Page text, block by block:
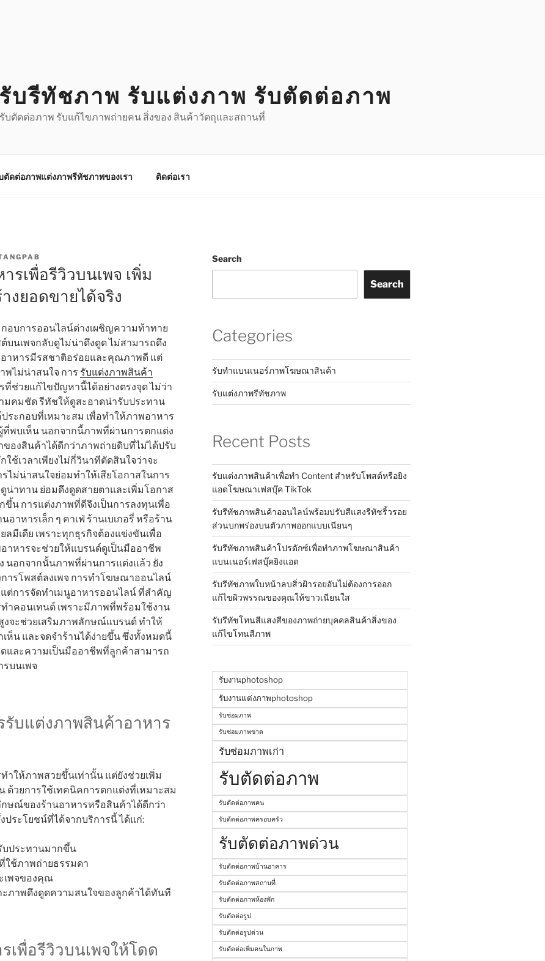
บรีทัชภาพ รับแต่งภาพ รับตัดต่อภาพ
บตัดต่อภาพ รับแก้ไขภาพถ่ายคน สิ่งของ สินค้าวัตถุและสถานที่
ตัดต่อภาพแต่งภาพรีทัชภาพของเรา ติดต่อเรา
รเพื่อรีวิวบนเพจ เพิ่ม
งยอดขายได้จริง
อบการออนไลน์ต่างเผชิญความท้าทาย
นเพจกลับดูไม่น่าดึงดูด ไม่สามารถดึง
าหารมีรสชาติอร่อยและคุณภาพดี แต่
พไม่น่าสนใจ การ รับแต่งภาพสินค้า
ที่ช่วยแก้ไขปัญหานี้ได้อย่างตรงจุด ไม่ว่า
มคมชัด รีทัชให้ดูสะอาดน่ารับประทาน
ระกอบที่เหมาะสม เพื่อทำให้ภาพอาหาร
พบเห็น นอกจากนี้ภาพที่ผ่านการตกแต่ง
องสินค้าได้ดีกว่าภาพถ่ายดิบที่ไม่ได้ปรับ
ช้เวลาเพียงไม่กี่วินาทีตัดสินใจว่าจะ
ไม่น่าสนใจย่อมทำให้เสียโอกาสในการ
น่าทาน ย่อมดึงดูดสายตาและเพิ่มโอกาส
ขึ้น การแต่งภาพที่ดีจึงเป็นการลงทุนเพื่อ
อาหารเล็ก ๆ คาเฟ่ ร้านเบเกอรี่ หรือร้าน
มีเดีย เพราะทุกธุรกิจต้องแข่งขันเพื่อ
าหารจะช่วยให้แบรนด์ดูเป็นมืออาชีพ
นอกจากนั้นภาพที่ผ่านการแต่งแล้ว ยัง
ารโพสต์ลงเพจ การทำโฆษณาออนไลน์
ต่การจัดทำเมนูอาหารออนไลน์ ที่สำคัญ
ำคอนเทนต์ เพราะมีภาพที่พร้อมใช้งาน
จะช่วยเสริมภาพลักษณ์แบรนด์ ทำให้
ห็น และจดจำร้านได้ง่ายขึ้น ซึ่งทั้งหมดนี้
และความเป็นมืออาชีพที่ลูกค้าสามารถ
บนเพจ
รับแต่งภาพสินค้าอาหาร
ำให้ภาพสวยขึ้นเท่านั้น แต่ยังช่วยเพิ่ม
ด้วยการใช้เทคนิคการตกแต่งที่เหมาะสม
ษณ์ของร้านอาหารหรือสินค้าได้ดีกว่า
ประโยชน์ที่ได้จากบริการนี้ ได้แก่:
บประทานมากขึ้น
ใช้ภาพถ่ายธรรมดา
เพจของคุณ
ะภาพดึงดูดความสนใจของลูกค้าได้ทันที
เพื่อรีวิวบนเพจให้โดด
Search
Search
Categories
รับทำแบนเนอร์ภาพโฆษณาสินค้า
รับแต่งภาพรีทัชภาพ
Recent Posts
รับแต่งภาพสินค้าเพื่อทำ Content สำหรับโพสต์หรือยิง
แอดโฆษณาเฟสบุ๊ค TikTok
รับรีทัชภาพสินค้าออนไลน์พร้อมปรับสีแสงรีทัชริ้วรอย
ส่วนบกพร่องบนตัวภาพออกแบบเนียนๆ
รับรีทัชภาพสินค้าโปรดักซ์เพื่อทำภาพโฆษณาสินค้า
แบนเนอร์เฟสบุ๊คยิงแอด
รับรีทัชภาพใบหน้าลบสิ่วฝ้ารอยอันไม่ต้องการออก
แก้ไขผิวพรรณของคุณให้ขาวเนียนใส
รับรีทัชโทนสีแสงสีของภาพถ่ายบุคคลสินค้าสิ่งของ
แก้ไขโทนสีภาพ
รับงานphotoshop
รับงานแต่งภาพphotoshop
รับซ่อมภาพ
รับซ่อมภาพขาด
รับซ่อมภาพเก่า
รับตัดต่อภาพ
รับตัดต่อภาพคน
รับตัดต่อภาพครอบครัว
รับตัดต่อภาพด่วน
รับตัดต่อภาพบ้านอาคาร
รับตัดต่อภาพสถานที่
รับตัดต่อภาพห้องพัก
รับตัดต่อรูป
รับตัดต่อรูปด่วน
รับตัดต่อเพิ่มคนในภาพ